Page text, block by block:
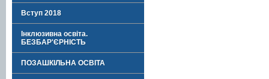
Вступ 2018
Інклюзивна освіта.
БЕЗБАР'ЄРНІСТЬ
ПОЗАШКІЛЬНА ОСВІТА